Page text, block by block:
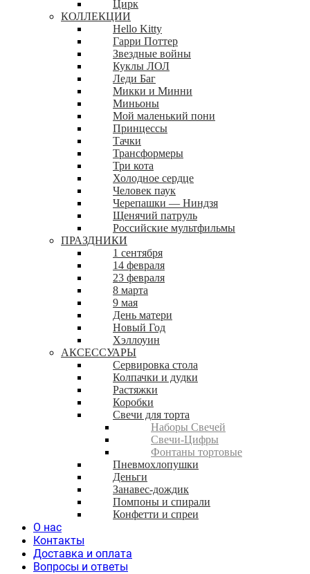
Цирк
КОЛЛЕКЦИИ
Hello Kitty
Гарри Поттер
Звездные войны
Куклы ЛОЛ
Леди Баг
Микки и Минни
Миньоны
Мой маленький пони
Принцессы
Тачки
Трансформеры
Три кота
Холодное сердце
Человек паук
Черепашки — Ниндзя
Щенячий патруль
Российские мультфильмы
ПРАЗДНИКИ
1 сентября
14 февраля
23 февраля
8 марта
9 мая
День матери
Новый Год
Хэллоуин
АКСЕССУАРЫ
Сервировка стола
Колпачки и дудки
Растяжки
Коробки
Свечи для торта
Наборы Свечей
Свечи-Цифры
Фонтаны тортовые
Пневмохлопушки
Деньги
Занавес-дождик
Помпоны и спирали
Конфетти и спреи
О нас
Контакты
Доставка и оплата
Вопросы и ответы